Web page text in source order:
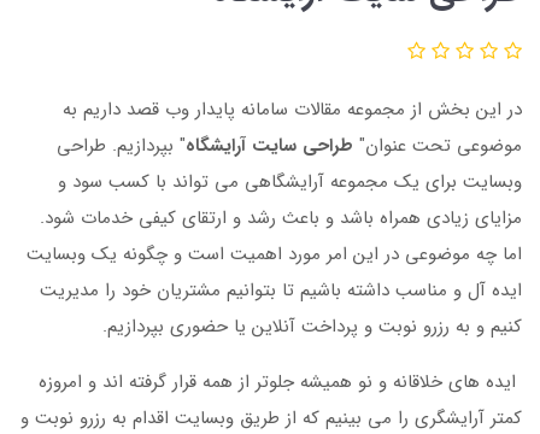
در این بخش از مجموعه مقالات سامانه پایدار وب قصد داریم به
موضوعی تحت عنوان" طراحی سایت آرایشگاه" بپردازیم. طراحی
وبسایت برای یک مجموعه آرایشگاهی می تواند با کسب سود و
مزایای زیادی همراه باشد و باعث رشد و ارتقای کیفی خدمات شود.
اما چه موضوعی در این امر مورد اهمیت است و چگونه یک وبسایت
ایده آل و مناسب داشته باشیم تا بتوانیم مشتریان خود را مدیریت
کنیم و به رزرو نوبت و پرداخت آنلاین یا حضوری بپردازیم.
ایده های خلاقانه و نو همیشه جلوتر از همه قرار گرفته اند و امروزه
کمتر آرایشگری را می بینیم که از طریق وبسایت اقدام به رزرو نوبت و